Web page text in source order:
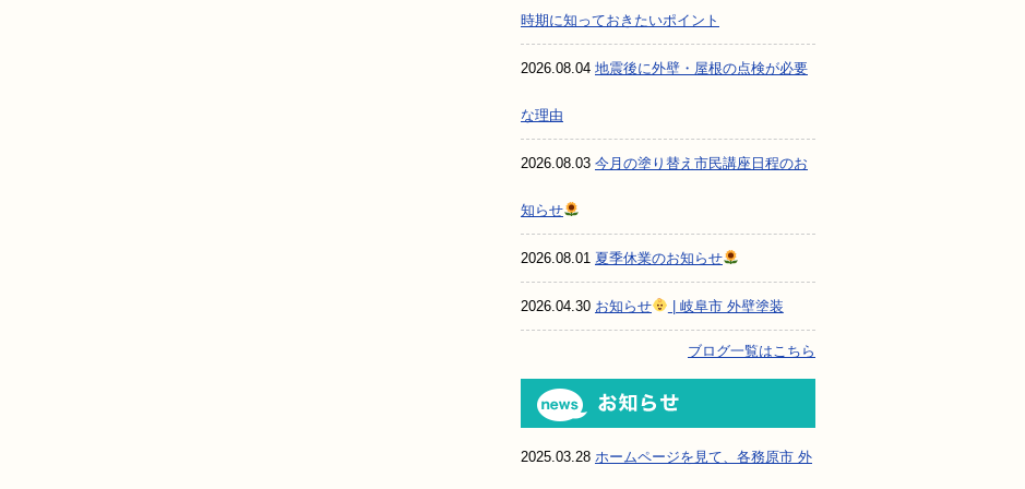
時期に知っておきたいポイント
2026.08.04 地震後に外壁・屋根の点検が必要
な理由
2026.08.03 今月の塗り替え市民講座日程のお
知らせ
2026.08.01 夏季休業のお知らせ
2026.04.30 お知らせ | 岐阜市 外壁塗装
ブログ一覧はこちら
2025.03.28 ホームページを見て、各務原市 外